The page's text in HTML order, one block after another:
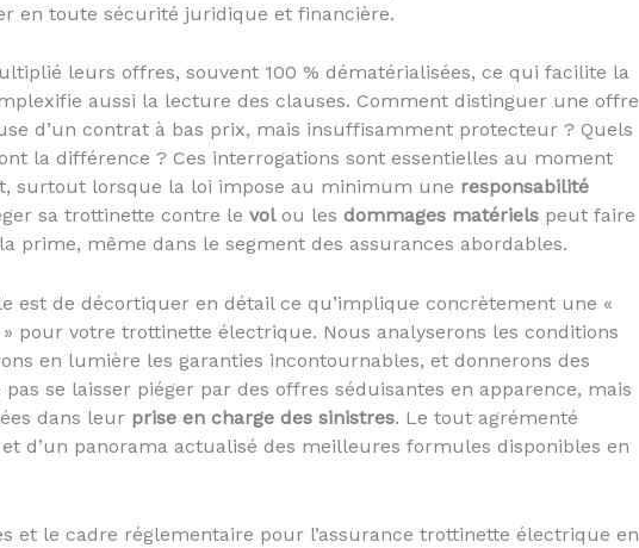
en toute sécurité juridique et financière.
leurs offres, souvent 100 % dématérialisées, ce qui facilite la
aussi la lecture des clauses. Comment distinguer une offre
d’un contrat à bas prix, mais insuffisamment protecteur ? Quels
la différence ? Ces interrogations sont essentielles au moment
surtout lorsque la loi impose au minimum une responsabilité
sa trottinette contre le volou les dommages matérielspeut faire
prime, même dans le segment des assurances abordables.
est de décortiquer en détail ce qu’implique concrètement une «
pour votre trottinette électrique. Nous analyserons les conditions
en lumière les garanties incontournables, et donnerons des
se laisser piéger par des offres séduisantes en apparence, mais
dans leur prise en charge des sinistres. Le tout agrémenté
et d’un panorama actualisé des meilleures formules disponibles en
et le cadre réglementaire pour l’assurance trottinette électrique en